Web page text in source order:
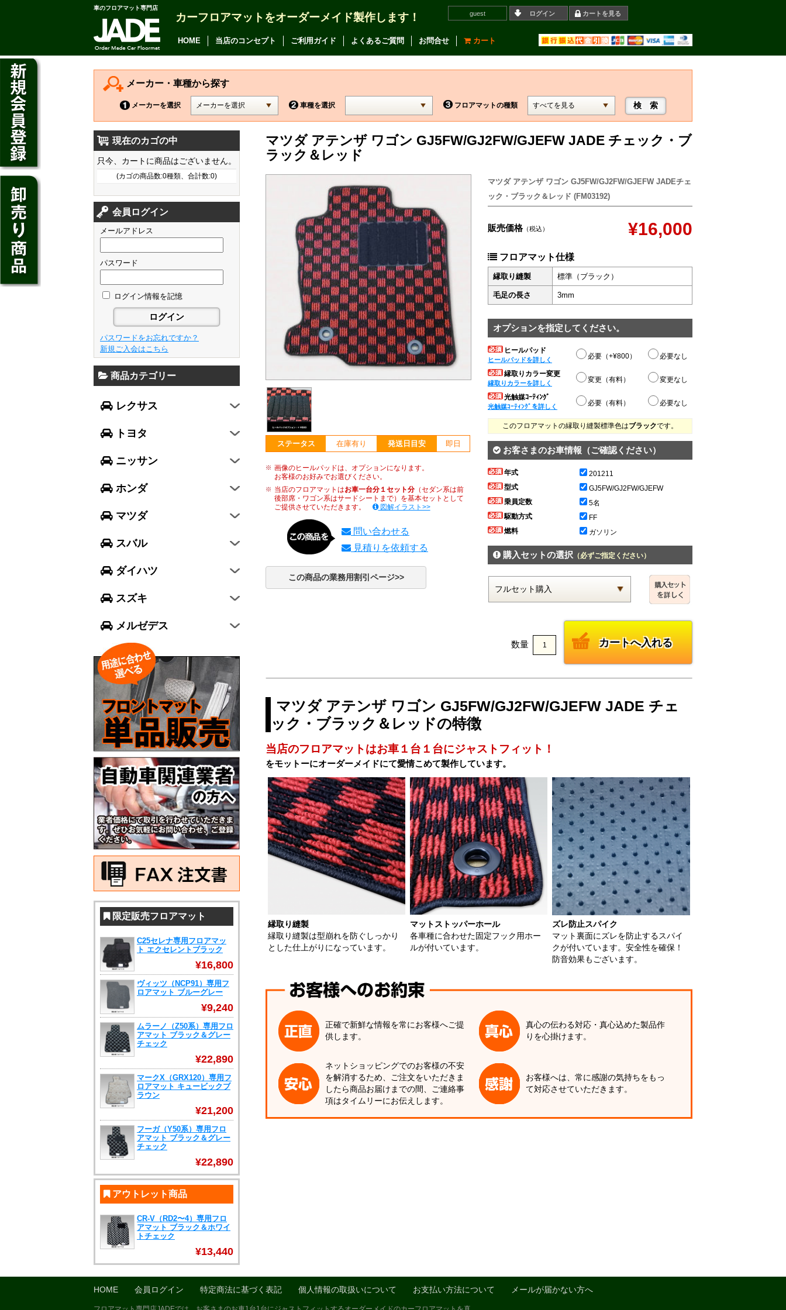
車のフロアマット専門店
カーフロアマットをオーダーメイド製作します！ guest ログイン カートを見る
HOME 当店のコンセプト ご利用ガイド よくあるご質問 お問合せ カート
メーカー・車種から探す
メーカーを選択 車種を選択 フロアマットの種類
マツダ アテンザ ワゴン GJ5FW/GJ2FW/GJEFW JADE チェック・ブ
ラック＆レッド
ステータス 在庫有り 発送日目安 即日
画像のヒールパッドは、オプションになります。
お客様のお好みでお選びください。
当店のフロアマットはお車一台分１セット分（セダン系は前
後部席・ワゴン系はサードシートまで）を基本セットとして
ご提供させていただきます。
図解イラスト>>
問い合わせる
見積りを依頼する
この商品の業務用割引ページ>>
マツダ アテンザ ワゴン GJ5FW/GJ2FW/GJEFW JADEチェ
ック・ブラック＆レッド (FM03192)
販売価格（税込） ¥16,000
フロアマット仕様
縁取り縫製 標準（ブラック）
毛足の長さ 3mm
オプションを指定してください。
ヒールパッド
ヒールパッドを詳しく 必要（+¥800） 必要なし
縁取りカラー変更
縁取りカラーを詳しく 変更（有料） 変更なし
光触媒ｺｰﾃｨﾝｸﾞ
光触媒ｺｰﾃｨﾝｸﾞを詳しく 必要（有料） 必要なし
このフロアマットの縁取り縫製標準色はブラックです。
お客さまのお車情報（ご確認ください）
年式
201211
型式
GJ5FW/GJ2FW/GJEFW
乗員定数
5名
駆動方式
FF
燃料
ガソリン
購入セットの選択（必ずご指定ください）
数量
マツダ アテンザ ワゴン GJ5FW/GJ2FW/GJEFW JADE チェ
ック・ブラック＆レッドの特徴
当店のフロアマットはお車１台１台にジャストフィット！
をモットーにオーダーメイドにて愛情こめて製作しています。
縁取り縫製
縁取り縫製は型崩れを防ぐしっかり
とした仕上がりになっています。
マットストッパーホール
各車種に合わせた固定フック用ホー
ルが付いています。
ズレ防止スパイク
マット裏面にズレを防止するスパイ
クが付いています。安全性を確保！
防音効果もございます。
正確で新鮮な情報を常にお客様へご提
供します。
真心の伝わる対応・真心込めた製品作
りを心掛けます。
ネットショッピングでのお客様の不安
を解消するため、ご注文をいただきま
したら商品お届けまでの間、ご連絡事
項はタイムリーにお伝えします。
お客様へは、常に感謝の気持ちをもっ
て対応させていただきます。
現在のカゴの中
只今、カートに商品はございません。
(カゴの商品数:0種類、合計数:0)
会員ログイン
メールアドレス
パスワード
ログイン情報を記憶
パスワードをお忘れですか？
新規ご入会はこちら
商品カテゴリー
レクサス
CT200h
HS250h
GS
GS F
NX
RX
LX570
RC
LC
トヨタ
アルファード
ヴェルファイア
カムリ
カローラ アクシオ
プレミオ
プリウス
SAI
クラウン アスリート
クラウン マジェスタ
クラウン ロイヤル
アベンシス
カローラ フィールダー
プリウスα
FJクルーザー
CH-R
ハリアー
86
ニッサン
デイズ
デイズ ルークス
ジューク
ノート
キューブ
セレナ
エルグランド
エクストレイル
ティアナ
スカイライン
GT-R
ホンダ
フィット
シャトル
ジェイド
フリード
N-ONE
N-BOX
N-BOX SLASH
N-BOX+
N-WGN
グレイス
ヴェゼル
マツダ
フレア
フレアワゴン
フレアクロスオーバー
キャロル
デミオ
アクセラ スポーツ
アテンザ ワゴン
CX-3
ビアンテ
スバル
レガシィ B4
レガシィ アウトバック
WRX S4
インプレッサ スポーツ
インプレッサ G4
エクシーガ クロスオーバー7
ダイハツ
ミラ イース
ミラ
ミラ ココア
ムーヴ キャンバス
タント
トール
スズキ
スペーシア
ハスラー
エヴリィワゴン
スイフト
ジムニー シエラ
メルゼデス
Aクラス
GLCクラス
限定販売フロアマット
C25セレナ専用フロアマッ
ト エクセレントブラック
¥16,800
ヴィッツ（NCP91）専用フ
ロアマット ブルーグレー
¥9,240
ムラーノ（Z50系）専用フロ
アマット ブラック＆グレー
チェック
¥22,890
マークX（GRX120）専用フ
ロアマット キュービックブ
ラウン
¥21,200
フーガ（Y50系）専用フロ
アマット ブラック＆グレー
チェック
¥22,890
アウトレット商品
CR-V（RD2〜4）専用フロ
アマット ブラック＆ホワイ
トチェック
¥13,440
HOME 会員ログイン 特定商法に基づく表記 個人情報の取扱いについて お支払い方法について メールが届かない方へ